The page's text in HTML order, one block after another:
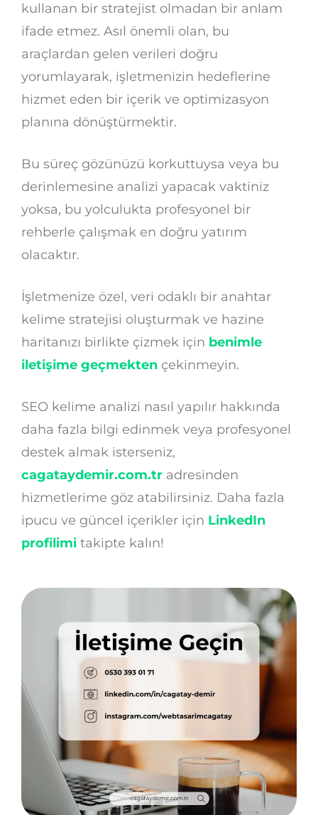
kullanan bir stratejist olmadan bir anlam
ifade etmez. Asıl önemli olan, bu
araçlardan gelen verileri doğru
yorumlayarak, işletmenizin hedeflerine
hizmet eden bir içerik ve optimizasyon
planına dönüştürmektir.
Bu süreç gözünüzü korkuttuysa veya bu
derinlemesine analizi yapacak vaktiniz
yoksa, bu yolculukta profesyonel bir
rehberle çalışmak en doğru yatırım
olacaktır.
İşletmenize özel, veri odaklı bir anahtar
kelime stratejisi oluşturmak ve hazine
haritanızı birlikte çizmek için benimle
iletişime geçmekten çekinmeyin.
SEO kelime analizi nasıl yapılır hakkında
daha fazla bilgi edinmek veya profesyonel
destek almak isterseniz,
cagataydemir.com.tr adresinden
hizmetlerime göz atabilirsiniz. Daha fazla
ipucu ve güncel içerikler için LinkedIn
profilimi takipte kalın!